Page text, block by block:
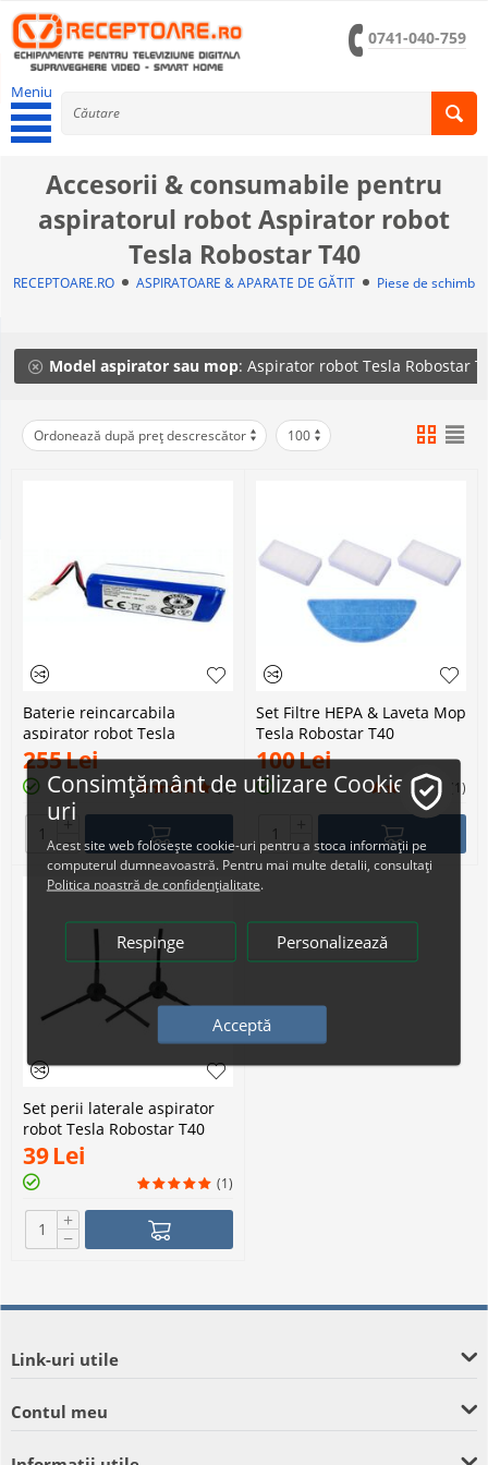
0741-040-759
Meniu
Accesorii & consumabile pentru
aspiratorul robot Aspirator robot
Tesla Robostar T40
RECEPTOARE.RO ASPIRATOARE & APARATE DE GĂTIT Piese de schimb
Model aspirator sau mop: Aspirator robot Tesla Robostar
Ordonează după preț descrescător 100
Baterie reincarcabila
aspirator robot Tesla
Robostar T40
255Lei
(1)
+
−
Set Filtre HEPA & Laveta Mop
Tesla Robostar T40
100Lei
(1)
−
Set perii laterale aspirator
robot Tesla Robostar T40
39Lei
(1)
+
−
Link-uri utile
Contul meu
Consimțământ de utilizare Cookie-
uri
Acest site web folosește cookie-uri pentru a stoca informații pe
computerul dumneavoastră. Pentru mai multe detalii, consultați
Politica noastră de confidențialitate.
Respinge Personalizează
Acceptă